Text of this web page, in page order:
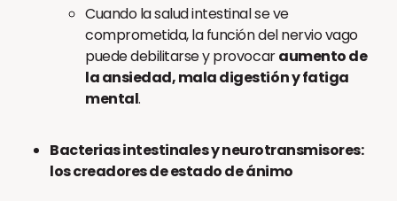
Cuando la salud intestinal se ve
comprometida, la función del nervio vago
puede debilitarse y provocaraumento de
la ansiedad, mala digestión y fatiga
mental.
Bacterias intestinales y neurotransmisores:
los creadores de estado de ánimo